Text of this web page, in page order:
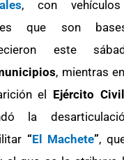
, con
que son
este
, mientras en
el Ejército
la
“El Machete”,